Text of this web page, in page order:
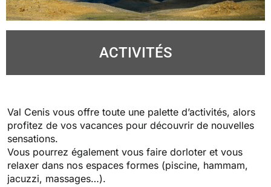
ACTIVITÉS
Val Cenis vous offre toute une palette d’activités, alors
profitez de vos vacances pour découvrir de nouvelles
sensations.
Vous pourrez également vous faire dorloter et vous
relaxer dans nos espaces formes (piscine, hammam,
jacuzzi, massages…).